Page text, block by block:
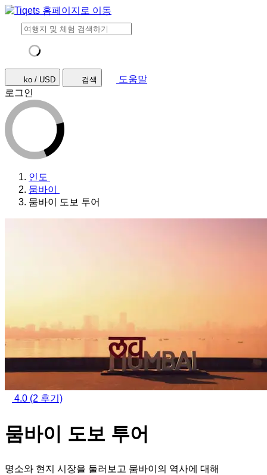
ko / USD 검색
도움말
로그인
인도
뭄바이
뭄바이 도보 투어
4.0 (2 후기)
뭄바이 도보 투어
명소와 현지 시장을 둘러보고 뭄바이의 역사에 대해